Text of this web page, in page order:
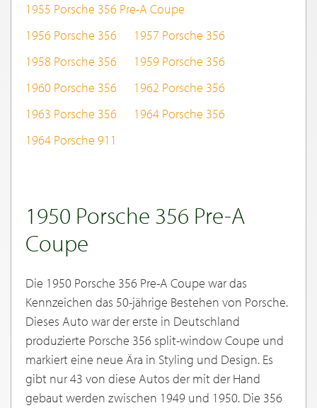
1955 Porsche 356 Pre-A Coupe
1956 Porsche 356
1957 Porsche 356
1958 Porsche 356
1959 Porsche 356
1960 Porsche 356
1962 Porsche 356
1963 Porsche 356
1964 Porsche 356
1964 Porsche 911
1950 Porsche 356 Pre-A
Coupe
Die 1950 Porsche 356 Pre-A Coupe war das
Kennzeichen das 50-jährige Bestehen von Porsche.
Dieses Auto war der erste in Deutschland
produzierte Porsche 356 split-window Coupe und
markiert eine neue Ära in Styling und Design. Es
gibt nur 43 von diese Autos der mit der Hand
gebaut werden zwischen 1949 und 1950. Die 356